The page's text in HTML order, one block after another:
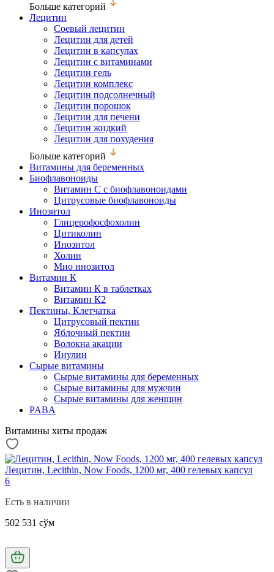
Больше категорий
Лецитин
Соевый лецитин
Лецитин для детей
Лецитин в капсулах
Лецитин с витаминами
Лецитин гель
Лецитин комплекс
Лецитин подсолнечный
Лецитин порошок
Лецитин для печени
Лецитин жидкий
Лецитин для похудения
Больше категорий
Витамины для беременных
Биофлавоноиды
Витамин С с биофлавоноидами
Цитрусовые биофлавоноиды
Инозитол
Глицерофосфохолин
Цитиколин
Инозитол
Холин
Мио инозитол
Витамин К
Витамин К в таблетках
Витамин К2
Пектины, Клетчатка
Цитрусовый пектин
Яблочный пектин
Волокна акации
Инулин
Сырые витамины
Сырые витамины для беременных
Сырые витамины для мужчин
Сырые витамины для женщин
PABA
Витамины хиты продаж
Лецитин, Lecithin, Now Foods, 1200 мг, 400 гелевых капсул
6
Есть в наличии
502 531 сўм